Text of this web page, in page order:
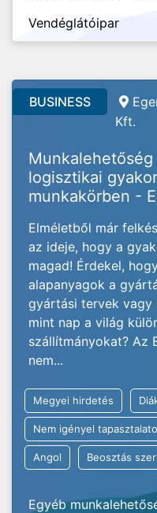
Vendéglátóipar
BUSINESS
Kft.
Munkalehetőség
logisztikai
munkakörben -
Elméletből már
az ideje, hogy a
magad! Érdekel,
alapanyagok a
gyártási tervek vagy
mint nap a világ
szállítmányokat? Az
nem...
Megyei hirdetés
Nem igényel
Angol Beosztás
Egyéb